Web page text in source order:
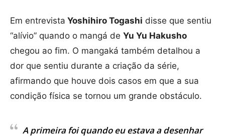
Em entrevista Yoshihiro Togashi disse que sentiu
“alívio” quando o mangá de Yu Yu Hakusho
chegou ao fim. O mangaká também detalhou a
dor que sentiu durante a criação da série,
afirmando que houve dois casos em que a sua
condição física se tornou um grande obstáculo.
A primeira foi quando eu estava a desenhar